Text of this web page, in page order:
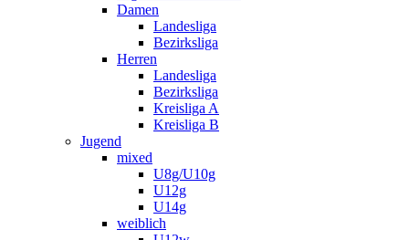
Damen
Landesliga
Bezirksliga
Herren
Landesliga
Bezirksliga
Kreisliga A
Kreisliga B
Jugend
mixed
U8g/U10g
U12g
U14g
weiblich